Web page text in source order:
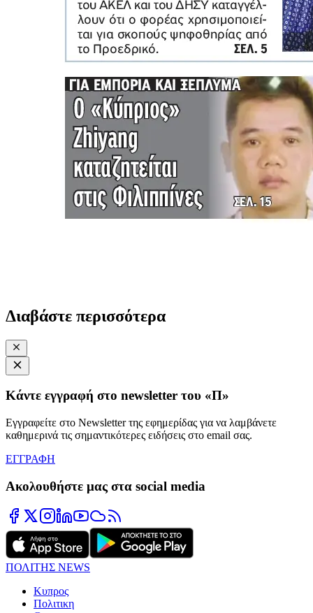
Διαβάστε περισσότερα
Κάντε εγγραφή στο newsletter του «Π»
Εγγραφείτε στο Newsletter της εφημερίδας για να λαμβάνετε
καθημερινά τις σημαντικότερες ειδήσεις στο email σας.
ΕΓΓΡΑΦΗ
Ακολουθήστε μας στα social media
ΠΟΛΙΤΗΣ NEWS
Κυπρος
Πολιτικη